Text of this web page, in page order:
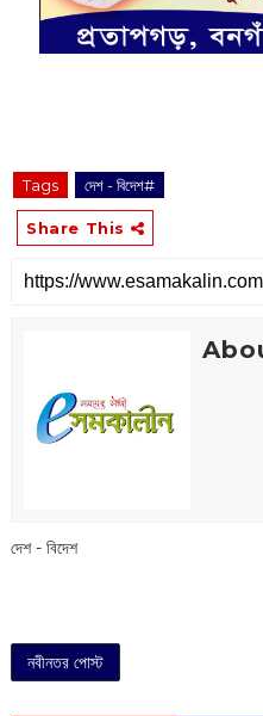
Tags দেশ - বিদেশ#
Share This
দেশ - বিদেশ
নবীনতর পোস্ট